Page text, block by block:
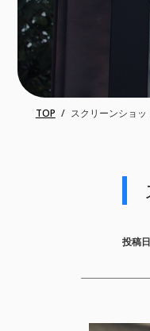
TOP スクリーンショッ
投稿